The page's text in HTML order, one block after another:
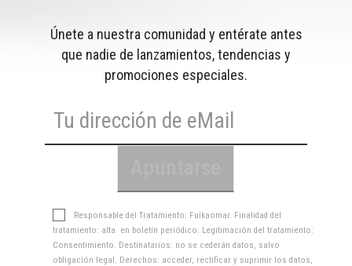
Únete a nuestra comunidad y entérate antes
que nadie de lanzamientos, tendencias y
promociones especiales.
Responsable del Tratamiento: Fuikaomar. Finalidad del
tratamiento: alta en boletín periódico. Legitimación del tratamiento:
Consentimiento. Destinatarios: no se cederán datos, salvo
obligación legal. Derechos: acceder, rectificar y suprimir los datos,